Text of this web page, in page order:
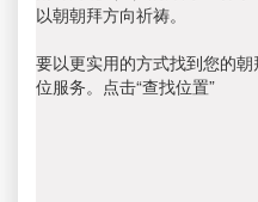
以朝朝拜方向祈祷。
要以更实用的方式找到您的
位服务。点击“查找位置”